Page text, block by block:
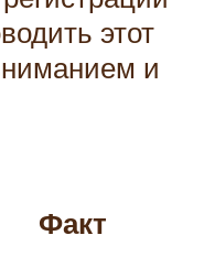
этот
и
Факт